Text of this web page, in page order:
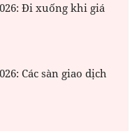
Đi xuống khi giá
Các sàn giao dịch